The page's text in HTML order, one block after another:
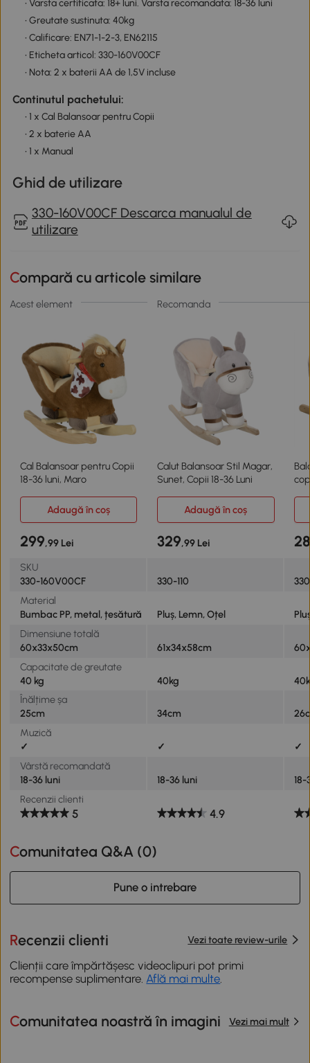
• Varsta certificata: 18+ luni. Varsta recomandata: 18-36 luni
• Greutate sustinuta: 40kg
• Calificare: EN71-1-2-3, EN62115
• Eticheta articol: 330-160V00CF
• Nota: 2 x baterii AA de 1,5V incluse
Continutul pachetului:
• 1 x Cal Balansoar pentru Copii
• 2 x baterie AA
• 1 x Manual
Ghid de utilizare
330-160V00CF Descarca manualul de
utilizare
Compară cu articole similare
Acest element Recomanda
Cal Balansoar pentru Copii
18-36 luni, Maro
Calut Balansoar Stil Magar,
Sunet, Copii 18-36 Luni
Adaugă în coș Adaugă în coș
299,99 Lei 329,99 Lei
SKU
330-160V00CF
330-110
Material
Bumbac PP, metal, țesătură
Pluș, Lemn, Oțel
Dimensiune totală
60x33x50cm
61x34x58cm
Capacitate de greutate
40 kg
40kg
Înălțime șa
25cm
34cm
Muzică
✓
✓
✓
Vârstă recomandată
18-36 luni
18-36 luni
18-
Recenzii clienti
5 4.9
Comunitatea Q&A (0)
Pune o intrebare
Recenzii clienti Vezi toate review-urile
Clienții care împărtășesc videoclipuri pot primi
recompense suplimentare. Află mai multe.
Comunitatea noastră în imagini Vezi mai mult